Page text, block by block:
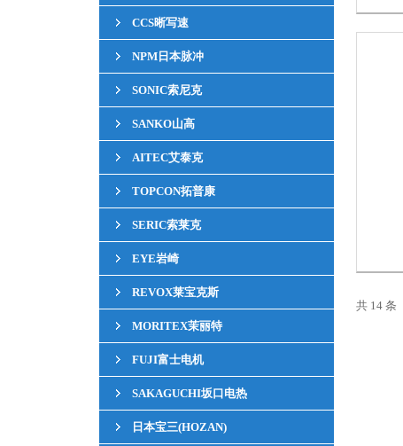
CCS晰写速
NPM日本脉冲
SONIC索尼克
SANKO山高
AITEC艾泰克
TOPCON拓普康
SERIC索莱克
EYE岩崎
REVOX莱宝克斯
MORITEX茉丽特
FUJI富士电机
SAKAGUCHI坂口电热
日本宝三(HOZAN)
共 14 条